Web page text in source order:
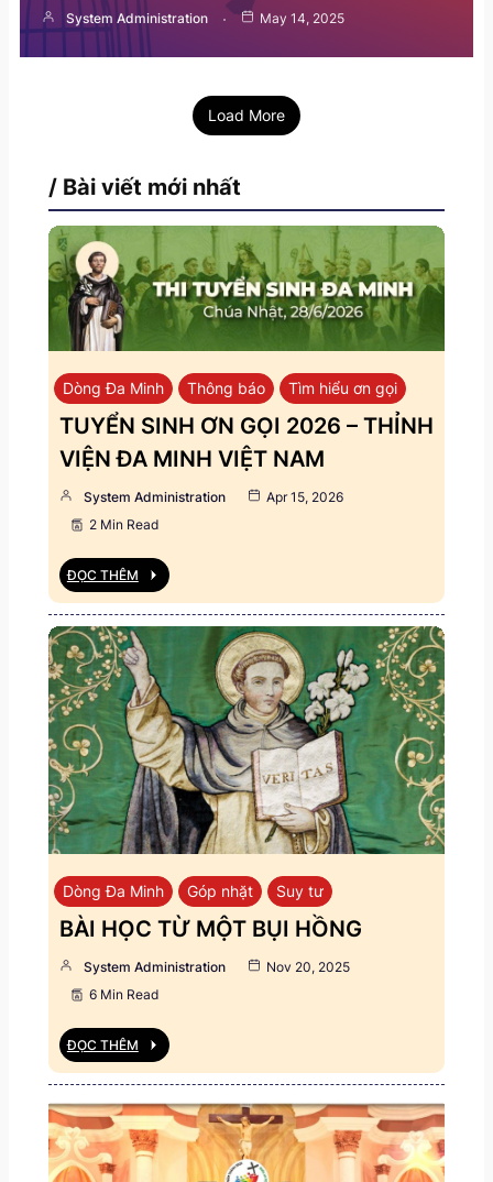
System Administration May 14, 2025
Load More
/ Bài viết mới nhất
Dòng Đa Minh Thông báo Tìm hiểu ơn gọi
TUYỂN SINH ƠN GỌI 2026 – THỈNH
VIỆN ĐA MINH VIỆT NAM
System Administration
Apr 15, 2026
2 Min Read
ĐỌC THÊM
Dòng Đa Minh Góp nhặt Suy tư
BÀI HỌC TỪ MỘT BỤI HỒNG
System Administration
Nov 20, 2025
6 Min Read
ĐỌC THÊM